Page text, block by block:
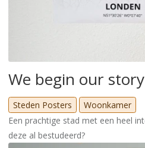
We begin our
Steden Posters
Woonkamer
Een prachtige stad met een heel
deze al bestudeerd?